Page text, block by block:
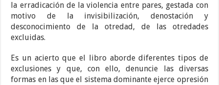
la erradicación de la violencia entre pares, gestada con
motivo de la invisibilización, denostación y
desconocimiento de la otredad, de las otredades
excluidas.
Es un acierto que el libro aborde diferentes tipos de
exclusiones y que, con ello, denuncie las diversas
formas en las que el sistema dominante ejerce opresión